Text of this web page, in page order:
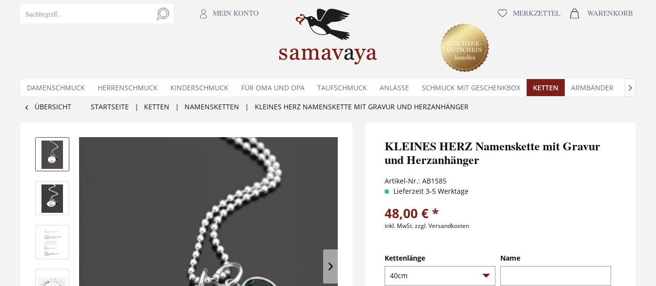
MEIN KONTO MERKZETTEL WARENKORB
DAMENSCHMUCK HERRENSCHMUCK KINDERSCHMUCK FÜR OMA UND OPA TAUFSCHMUCK ANLÄSSE SCHMUCK MIT GESCHENKBOX KETTEN ARMBÄNDER 
ÜBERSICHT STARTSEITE | KETTEN | NAMENSKETTEN | KLEINES HERZ NAMENSKETTE MIT GRAVUR UND HERZANHÄNGER
KLEINES HERZ Namenskette mit Gravur
und Herzanhänger
Artikel-Nr.: AB1585
Lieferzeit 3-5 Werktage
48,00 € *
inkl. MwSt.zzgl. Versandkosten
Kettenlänge Name